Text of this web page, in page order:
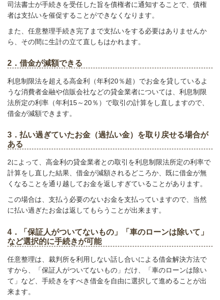
司法書士が手続きを受任した旨を債権者に通知することで、債権
者は支払いを催促することができなくなります。
また、任意整理手続き完了まで支払いをする必要はありませんか
ら、その間に生計の立て直しもはかれます。
2．借金が減額できる
利息制限法を超える高金利（年利20％超）でお金を貸しているよ
うな消費者金融や信販会社などの貸金業者については、利息制限
法所定の利率（年利15～20％）で取引の計算をし直しますので、
借金が減額できます。
3．払い過ぎていたお金（過払い金）を取り戻せる場合が
ある
2によって、高金利の貸金業者との取引を利息制限法所定の利率で
計算をし直した結果、借金が減額されるどころか、既に借金が無
くなることを通り越してお金を返しすぎていることがあります。
この場合は、支払う必要のないお金を支払っていますので、当然
に払い過ぎたお金は返してもらうことが出来ます。
4．「保証人がついてないもの」「車のローンは除いて」
など選択的に手続きが可能
任意整理は、裁判所を利用しない話し合いによる借金解決方法で
すから、「保証人がついてないもの」だけ、「車のローンは除い
て」など、手続きをすべき借金を自由に選択して進めることが出
来ます。